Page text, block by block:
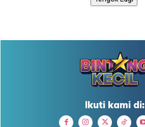
Ikuti kami di: